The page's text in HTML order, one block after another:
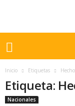
Inicio Etiquetas
Etiqueta:
Nacionales